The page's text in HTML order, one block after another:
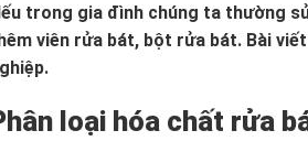
trong gia đình chúng ta thường
viên rửa bát, bột rửa bát. Bài
loại hóa chất rửa